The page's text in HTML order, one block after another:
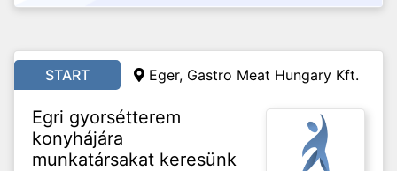
START Eger, Gastro Meat Hungary Kft.
Egri gyorsétterem
konyhájára
munkatársakat keresünk